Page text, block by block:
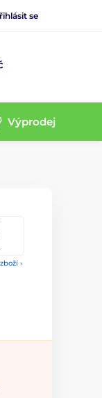
se
Výprodej
›